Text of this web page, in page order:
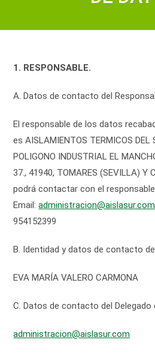
1. RESPONSABLE.
A. Datos de contacto del
El responsable de los datos
es AISLAMIENTOS TERMICOS
POLIGONO INDUSTRIAL EL
37., 41940, TOMARES (SEVILLA) Y
podrá contactar con el
Email:administracion@aislasur.com
954152399
B. Identidad y datos de contacto
EVA MARÍA VALERO CARMONA
C. Datos de contacto del
administracion@aislasur.com